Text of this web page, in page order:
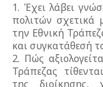
1. Έχει λάβει
πολιτών
την Εθνική
και συγκατάθεσή
2. Πώς
Τράπεζας
της διοίκησης,